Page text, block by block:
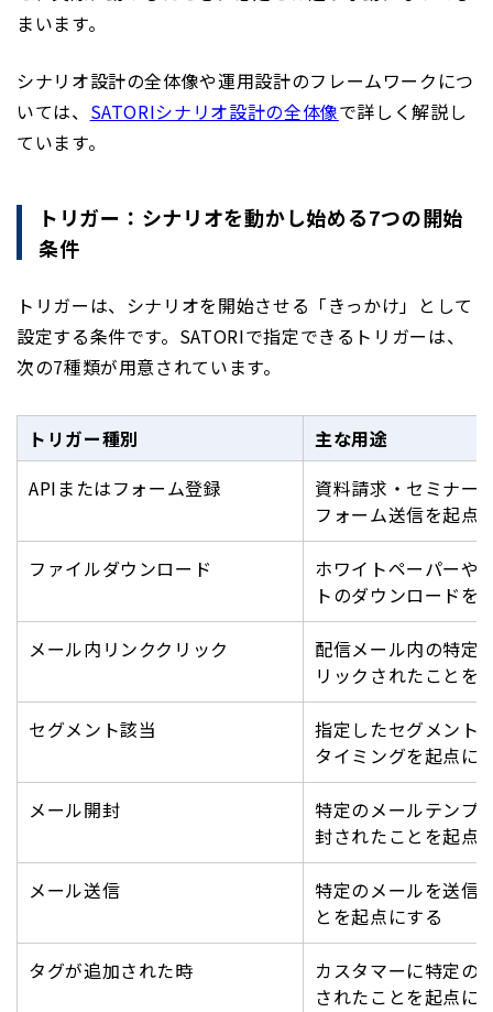
まいます。
シナリオ設計の全体像や運用設計のフレームワークにつ
いては、 SATORIシナリオ設計の全体像で詳しく解説し
ています。
トリガー：シナリオを動かし始める7つの開始
条件
トリガーは、シナリオを開始させる「きっかけ」として
設定する条件です。SATORIで指定できるトリガーは、
次の7種類が用意されています。
トリガー種別
主な用途
APIまたはフォーム登録
資料請求・セミナー
フォーム送信を起点
ファイルダウンロード
ホワイトペーパーや
トのダウンロードを
メール内リンククリック
配信メール内の特定
リックされたことを
セグメント該当
指定したセグメント
タイミングを起点に
メール開封
特定のメールテンプ
封されたことを起点
メール送信
特定のメールを送信
とを起点にする
タグが追加された時
カスタマーに特定の
されたことを起点に